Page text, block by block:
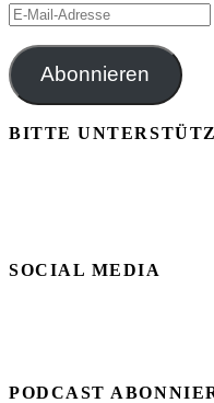
E-
Adresse
Abonnieren
BITTE
SOCIAL MEDIA
PODCAST